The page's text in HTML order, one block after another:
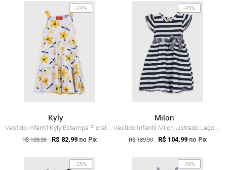
-24%
Kyly
Vestido Infantil Kyly Estampa Floral Branco
R$ 109,90 R$ 82,99 no Pix
-45%
Milon
Vestido Infantil Milon Listrado Laço Azul-Marinho
R$ 189,90 R$ 104,99 no Pix
-25% -39%